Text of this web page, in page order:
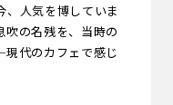
、人気を博していま
吹の名残を、当時の
代のカフェで感じ